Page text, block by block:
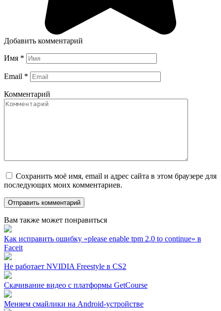
Добавить комментарий
Имя *
Email *
Комментарий
Сохранить моё имя, email и адрес сайта в этом браузере для
последующих моих комментариев.
Вам также может понравиться
Как исправить ошибку «please enable tpm 2.0 to continue» в
Faceit
Не работает NVIDIA Freestyle в CS2
Скачивание видео с платформы GetCourse
Меняем смайлики на Android-устройстве